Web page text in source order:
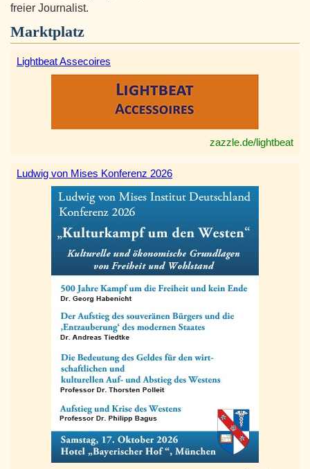
freier Journalist.
Marktplatz
Lightbeat Assecoires
zazzle.de/lightbeat
Ludwig von Mises Konferenz 2026